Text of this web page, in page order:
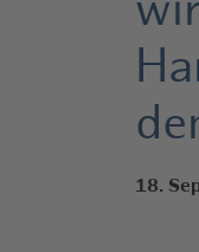
18.